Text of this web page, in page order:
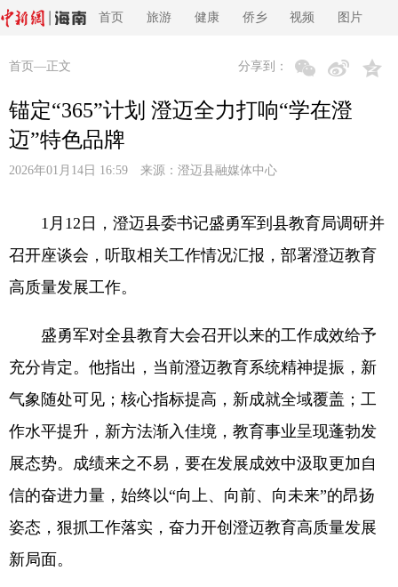
首页 旅游 健康 侨乡 视频 图片
首页 —正文 分享到：
锚定“365”计划 澄迈全力打响“学在澄
迈”特色品牌
2026年01月14日 16:59 来源： 澄迈县融媒体中心
1月12日，澄迈县委书记盛勇军到县教育局调研并
召开座谈会，听取相关工作情况汇报，部署澄迈教育
高质量发展工作。
盛勇军对全县教育大会召开以来的工作成效给予
充分肯定。他指出，当前澄迈教育系统精神提振，新
气象随处可见；核心指标提高，新成就全域覆盖；工
作水平提升，新方法渐入佳境，教育事业呈现蓬勃发
展态势。成绩来之不易，要在发展成效中汲取更加自
信的奋进力量，始终以“向上、向前、向未来”的昂扬
姿态，狠抓工作落实，奋力开创澄迈教育高质量发展
新局面。